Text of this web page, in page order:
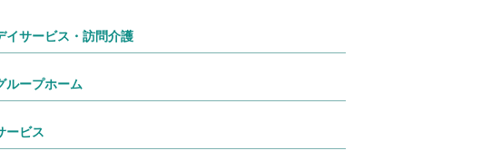
イサービス・訪問介護
ループホーム
ービス